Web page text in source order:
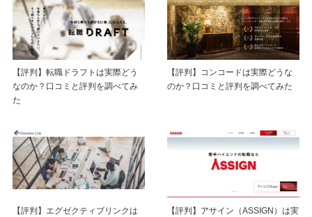
【評判】転職ドラフトは実際どう
なのか？口コミと評判を調べてみ
た
【評判】コンコードは実際どうな
のか？口コミと評判を調べてみた
【評判】エグゼクティブリンクは
【評判】アサイン（ASSIGN）は実